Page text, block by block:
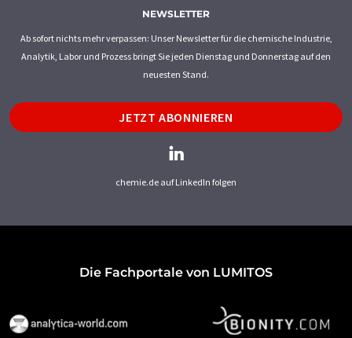
NEWSLETTER
Ab sofort nichts mehr verpassen: Unser Newsletter für die chemische Industrie,
Analytik, Labor und Prozess bringt Sie jeden Dienstag und Donnerstag auf den
neuesten Stand.
JETZT ABONNIEREN
chemie.de auf LinkedIn folgen
Die Fachportale von LUMITOS